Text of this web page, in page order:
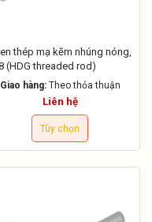
thép mạ kẽm nhúng nóng,
(HDG threaded rod)
Giao hàng: Theo thỏa thuận
Liên hệ
Tùy chọn